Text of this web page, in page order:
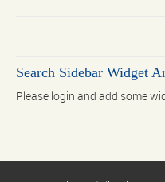
Search Sidebar Widget
Please login and add some